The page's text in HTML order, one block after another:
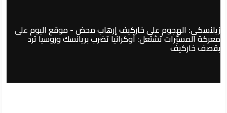
زيلنسكي: الهجوم على خاركيف إرهاب محض - موقع اليومعلى
معركة المسيّرات تشتعل: أوكرانيا تضرب بريانسك وروسيا ترد
بقصف خاركيف